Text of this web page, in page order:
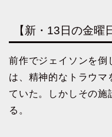
【新・13日の金曜
前作でジェイソンを倒
は、精神的なトラウマ
ていた。しかしその施
る。